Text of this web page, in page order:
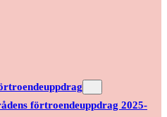
förtroendeuppdrag 2025-